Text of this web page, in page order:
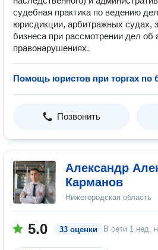
судебная практика по ведению
юрисдикции, арбитражных судах,
бизнеса при рассмотрении дел об
правонарушениях.
Помощь юристов при торгах по
Позвонить
Александр
Карманов
Нижегородская область
5.0 33 оценки В сети 1 нед.